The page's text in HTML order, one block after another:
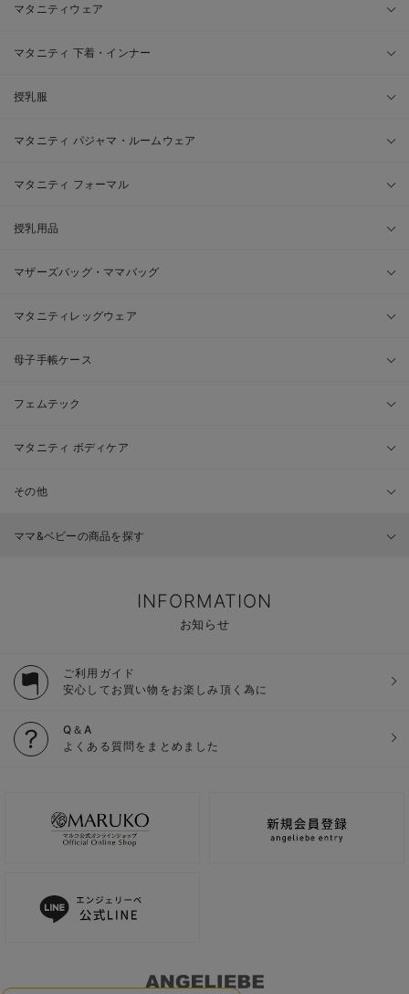
マタニティウェア
マタニティ 下着・インナー
授乳服
マタニティ パジャマ・ルームウェア
マタニティ フォーマル
授乳用品
マザーズバッグ・ママバッグ
マタニティレッグウェア
母子手帳ケース
フェムテック
マタニティ ボディケア
その他
ママ&ベビーの商品を探す
INFORMATION
お知らせ
ご利用ガイド
安心してお買い物をお楽しみ頂く為に
Q＆A
よくある質問をまとめました